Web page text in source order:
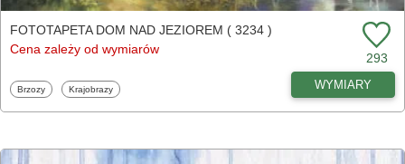
FOTOTAPETA DOM NAD JEZIOREM ( 3234 )
Cena zależy od wymiarów
293
Fototapety
Brzozy Fototapety
Krajobrazy WYMIARY